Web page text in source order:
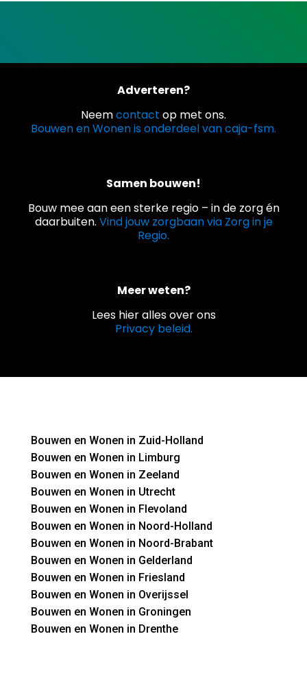
Adverteren?
Neemcontact op met ons.
Bouwen en Wonen is onderdeel van caja-fsm.
Samen bouwen!
Bouw mee aan een sterke regio – in de zorg én
daarbuiten. Vind jouw zorgbaan via Zorg in je
Regio.
Meer weten?
Lees hier alles over ons
Privacy beleid.
Bouwen en Wonen in Zuid-Holland
Bouwen en Wonen in Limburg
Bouwen en Wonen in Zeeland
Bouwen en Wonen in Utrecht
Bouwen en Wonen in Flevoland
Bouwen en Wonen in Noord-Holland
Bouwen en Wonen in Noord-Brabant
Bouwen en Wonen in Gelderland
Bouwen en Wonen in Friesland
Bouwen en Wonen in Overijssel
Bouwen en Wonen in Groningen
Bouwen en Wonen in Drenthe